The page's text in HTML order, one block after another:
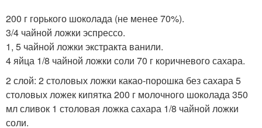
200 г горького шоколада (не менее 70%).
3/4 чайной ложки эспрессо.
1, 5 чайной ложки экстракта ванили.
4 яйца 1/8 чайной ложки соли 70 г коричневого сахара.
2 слой: 2 столовых ложки какао-порошка без сахара 5
столовых ложек кипятка 200 г молочного шоколада 350
мл сливок 1 столовая ложка сахара 1/8 чайной ложки
соли.